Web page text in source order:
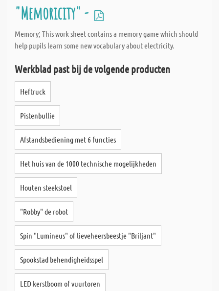
"Memoricity" -
Memory; This work sheet contains a memory game which should
help pupils learn some new vocabulary about electricity.
Werkblad past bij de volgende producten
Heftruck
Pistenbullie
Afstandsbediening met 6 functies
Het huis van de 1000 technische mogelijkheden
Houten steekstoel
"Robby" de robot
Spin "Lumineus" of lieveheersbeestje "Briljant"
Spookstad behendigheidsspel
LED kerstboom of vuurtoren